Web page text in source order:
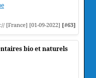
:// [France] [01-09-2022] [#63]
bio et naturels